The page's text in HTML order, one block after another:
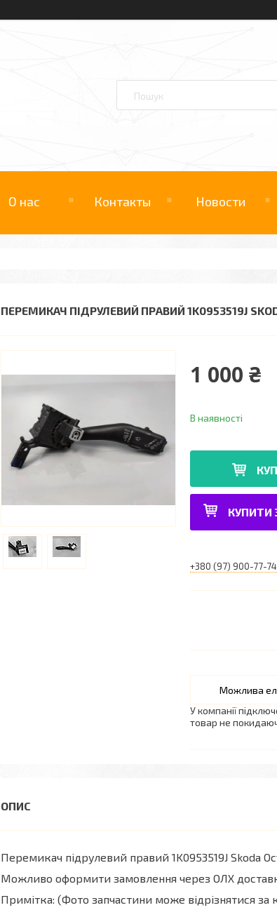
О нас Контакты Новости
ПЕРЕМИКАЧ ПІДРУЛЕВИЙ ПРАВИЙ 1K0953519J
1 000 ₴
В наявності
КУПИТИ
+380 (97) 900-77-74
У компанії
товар не
Перемикач підрулевий правий 1K0953519J Skoda
Можливо оформити замовлення через ОЛХ
Примітка: (Фото запчастини може відрізнятися